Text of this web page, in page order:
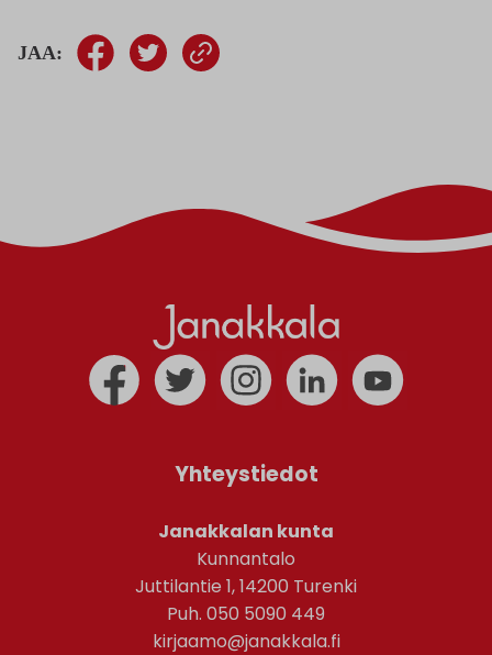
JAA:
Yhteystiedot
Janakkalan kunta
Kunnantalo
Juttilantie 1, 14200 Turenki
Puh. 050 5090 449
kirjaamo@janakkala.fi